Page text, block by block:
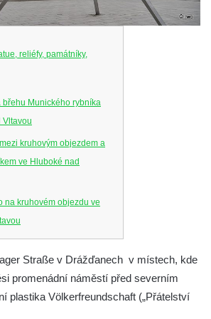
reliéfy, památníky,
břehu Munického rybníka
Vltavou
kruhovým objezdem a
ve Hluboké nad
na kruhovém objezdu ve
v ZOO Hluboká
v ZOO Hluboká
v ZOO Hluboká
Straße v Drážďanech v místech, kde
promenádní náměstí před severním
plastika Völkerfreundschaft („Přátelství